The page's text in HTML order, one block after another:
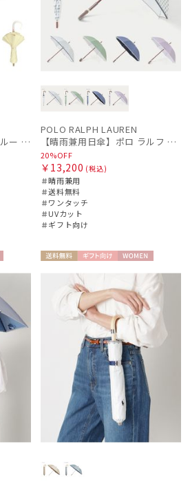
【日傘】ランバン オン ブルー (LANVIN en Bleu) ラッフルフリル ショート折りたたみ傘 楽折り
POLO RALPH LAUREN
【晴雨兼用日傘】ポロ ラルフ ローレン (POLO RALPH LAUREN) WoodBloac Flower 遮光 UV 遮熱
20%OFF
￥13,200 (税込)
＃晴雨兼用
＃送料無料
＃ワンタッチ
＃UVカット
＃ギフト向け
向け